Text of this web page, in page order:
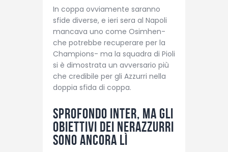
In coppa ovviamente saranno
sfide diverse, e ieri sera al Napoli
mancava uno come Osimhen-
che potrebbe recuperare per la
Champions- ma la squadra di Pioli
si è dimostrata un avversario più
che credibile per gli Azzurri nella
doppia sfida di coppa.
Sprofondo Inter, ma gli
obiettivi dei nerazzurri
sono ancora lì